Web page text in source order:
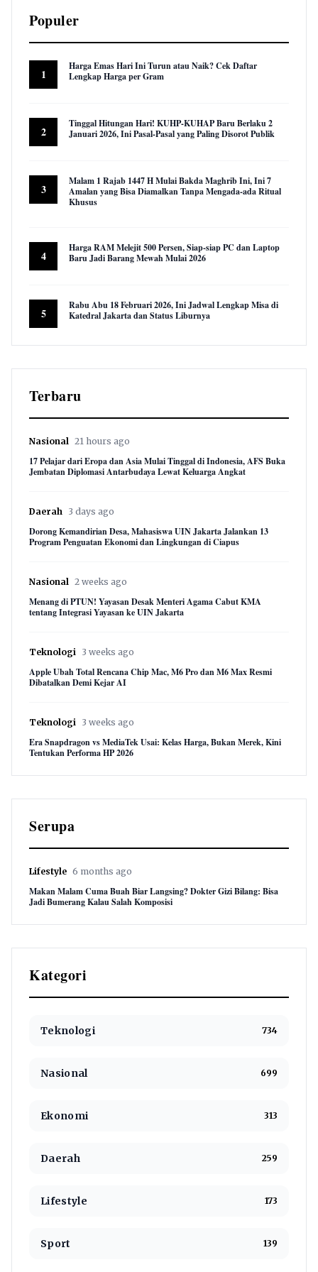
Populer
1
Harga Emas Hari Ini Turun atau Naik? Cek Daftar
Lengkap Harga per Gram
2
Tinggal Hitungan Hari! KUHP-KUHAP Baru Berlaku 2
Januari 2026, Ini Pasal-Pasal yang Paling Disorot Publik
3
Malam 1 Rajab 1447 H Mulai Bakda Maghrib Ini, Ini 7
Amalan yang Bisa Diamalkan Tanpa Mengada-ada Ritual
Khusus
4
Harga RAM Melejit 500 Persen, Siap-siap PC dan Laptop
Baru Jadi Barang Mewah Mulai 2026
5
Rabu Abu 18 Februari 2026, Ini Jadwal Lengkap Misa di
Katedral Jakarta dan Status Liburnya
Terbaru
Nasional 21 hours ago
17 Pelajar dari Eropa dan Asia Mulai Tinggal di Indonesia, AFS Buka
Jembatan Diplomasi Antarbudaya Lewat Keluarga Angkat
Daerah 3 days ago
Dorong Kemandirian Desa, Mahasiswa UIN Jakarta Jalankan 13
Program Penguatan Ekonomi dan Lingkungan di Ciapus
Nasional 2 weeks ago
Menang di PTUN! Yayasan Desak Menteri Agama Cabut KMA
tentang Integrasi Yayasan ke UIN Jakarta
Teknologi 3 weeks ago
Apple Ubah Total Rencana Chip Mac, M6 Pro dan M6 Max Resmi
Dibatalkan Demi Kejar AI
Teknologi 3 weeks ago
Era Snapdragon vs MediaTek Usai: Kelas Harga, Bukan Merek, Kini
Tentukan Performa HP 2026
Serupa
Lifestyle 6 months ago
Makan Malam Cuma Buah Biar Langsing? Dokter Gizi Bilang: Bisa
Jadi Bumerang Kalau Salah Komposisi
Kategori
Teknologi 734
Nasional 699
Ekonomi 313
Daerah 259
Lifestyle 173
Sport 139